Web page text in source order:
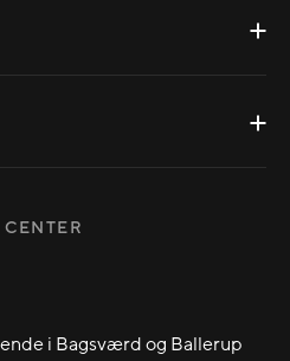
i Bagsværd og Ballerup